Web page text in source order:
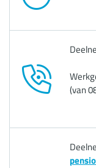
(van